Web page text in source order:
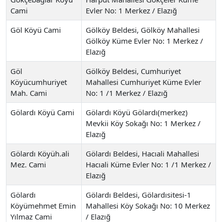
Cami
Evler No: 1 Merkez / Elazığ
Göl Köyü Cami
Gölköy Beldesi, Gölköy Mahallesi
Gölköy Küme Evler No: 1 Merkez /
Elazığ
Göl
Köyücumhuriyet
Mah. Cami
Gölköy Beldesi, Cumhuriyet
Mahallesi Cumhuriyet Küme Evler
No: 1 /1 Merkez / Elazığ
Gölardı Köyü Cami
Gölardı Köyü Gölardı(merkez)
Mevkii Köy Sokağı No: 1 Merkez /
Elazığ
Gölardı Köyüh.ali
Mez. Cami
Gölardı Beldesi, Hacıali Mahallesi
Hacıali Küme Evler No: 1 /1 Merkez /
Elazığ
Gölardı
Köyümehmet Emin
Yılmaz Cami
Gölardı Beldesi, Gölardısitesi-1
Mahallesi Köy Sokağı No: 10 Merkez
/ Elazığ